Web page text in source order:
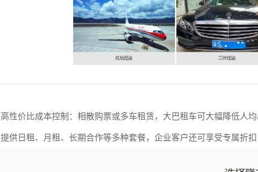
高性价比成本控制：相散购票或多车租赁，大巴租车可大幅降低人
提供日租、月租、长期合作等多种套餐，企业客户还可享受专属折扣